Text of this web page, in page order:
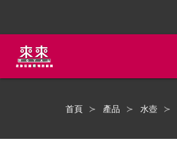
首頁 產品 水壺